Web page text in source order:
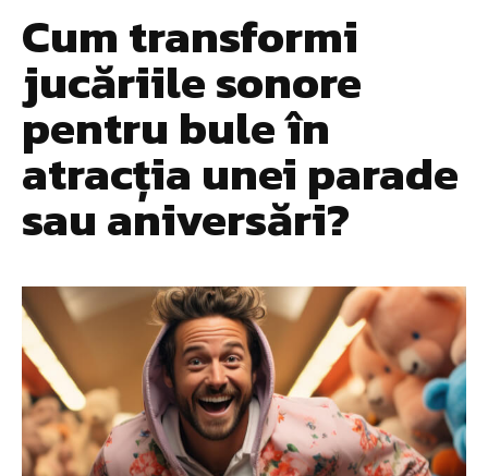
Cum transformi
jucăriile sonore
pentru bule în
atracția unei parade
sau aniversări?